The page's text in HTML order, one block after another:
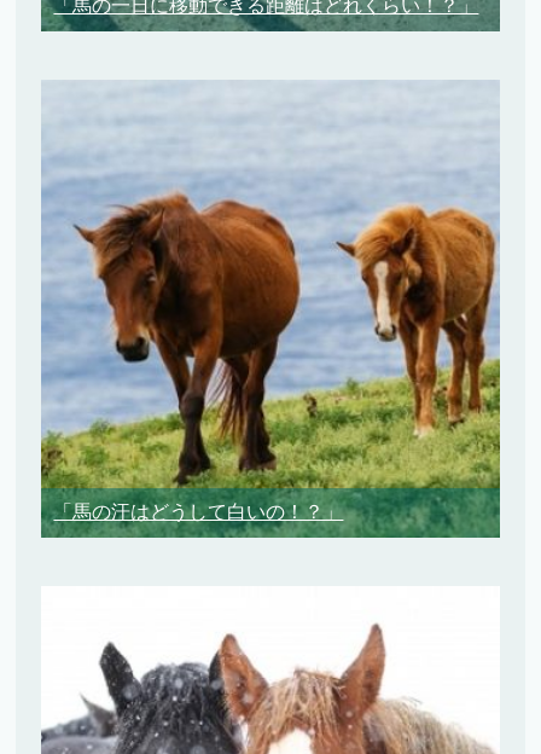
「馬の一日に移動できる距離はどれくらい！？」
「馬の汗はどうして白いの！？」